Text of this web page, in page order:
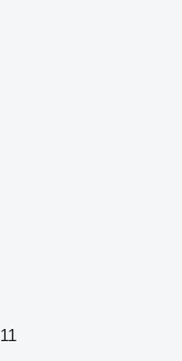
11